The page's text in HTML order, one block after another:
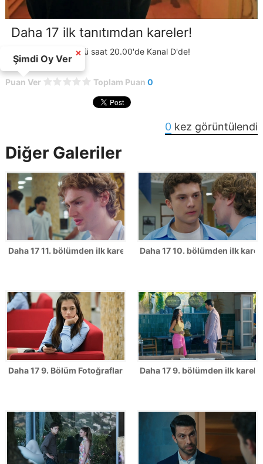
Daha 17 ilk tanıtımdan kareler!
Daha 17 pazar günü saat 20.00'de Kanal D'de!
Puan Ver Toplam Puan 0
0 kez görüntülendi
Diğer Galeriler
Daha 17 11. bölümden ilk kareler! Daha 17 10. bölümden ilk
Daha 17 9. Bölüm Fotoğrafları Daha 17 9. bölümden ilk
Şimdi Oy Ver
×